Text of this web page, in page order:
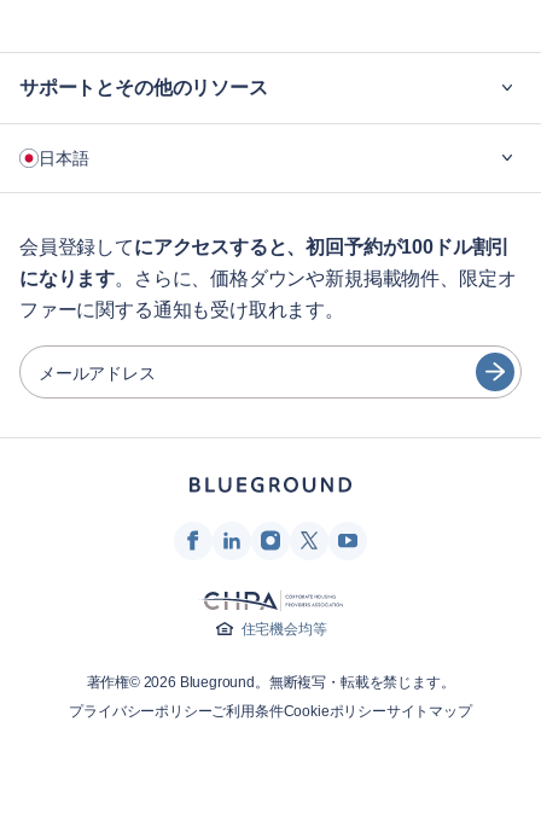
サポートとその他のリソース
企業向け
ゲスト向け特典サービス
シティガイド
パートナー
家具レンタル事業者
インフルエンサー＆アフィリエイト
ニュースルーム
日本語
English
Português
Español
会員登録してにアクセスすると、初回予約が100ドル割引
になります。さらに、価格ダウンや新規掲載物件、限定オ
ファーに関する通知も受け取れます。
メールアドレス
住宅機会均等
著作権© 2026 Blueground。無断複写・転載を禁じます。
プライバシーポリシーご利用条件Cookieポリシーサイトマップ